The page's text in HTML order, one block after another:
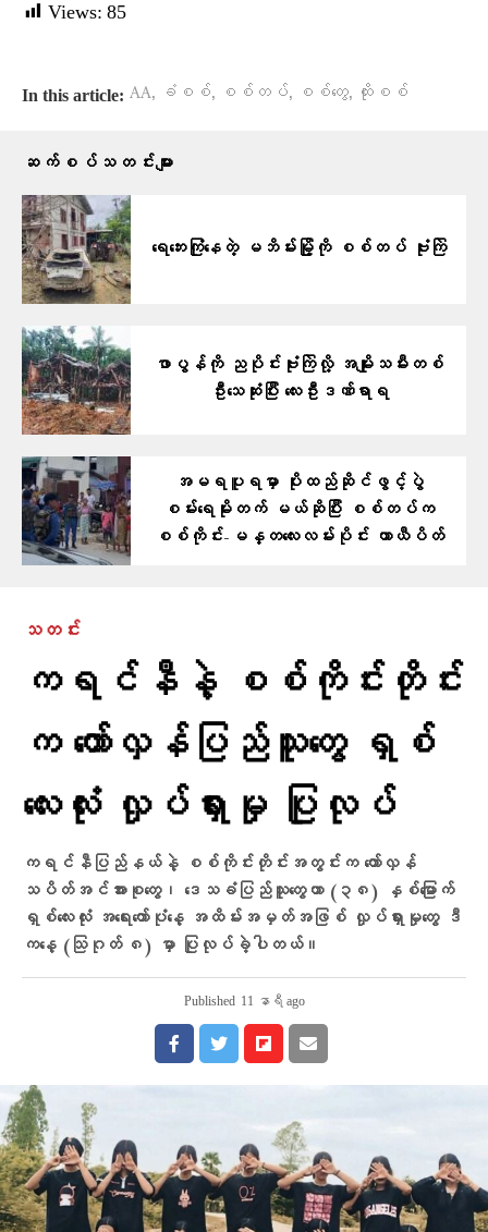
Views: 85
In this article: AA, ခံစစ်, စစ်တပ်, စစ်တွေ, ထိုးစစ်
ဆက်စပ်သတင်းများ
ရေဘေးကြုံနေတဲ့ မဘိမ်းမြို့ကို စစ်တပ် ဗုံးကြဲ
ဖာပွန်ကို ညပိုင်းဗုံးကြဲလို့ အမျိုးသမီးတစ်
ဦးသေဆုံးပြီး လေးဦးဒဏ်ရာရ
အမရပူရမှာ ပိုးထည်ဆိုင်ဖွင့်ပွဲ
စမ်းရေမိုးတက် မယ်ဆိုပြီး စစ်တပ်က
စစ်ကိုင်း-မန္တလေးလမ်းပိုင်း ယာယီပိတ်
သတင်း
ကရင်နီနဲ့ စစ်ကိုင်းတိုင်း
က တော်လှန်ပြည်သူတွေ ရှစ်
လေးလုံး လှုပ်ရှားမှု ပြုလုပ်
ကရင်နီပြည်နယ်နဲ့ စစ်ကိုင်းတိုင်းအတွင်းက တော်လှန်
သပိတ်အင်အားစုတွေ၊ ဒေသခံပြည်သူတွေဟာ (၃၈) နှစ်မြောက်
ရှစ်လေးလုံး အရေးတော်ပုံနေ့ အထိမ်းအမှတ်အဖြစ် လှုပ်ရှားမှုတွေ ဒီ
ကနေ့ (သြဂုတ် ၈) မှာ ပြုလုပ်ခဲ့ပါတယ်။
Published 11 နာရီ ago